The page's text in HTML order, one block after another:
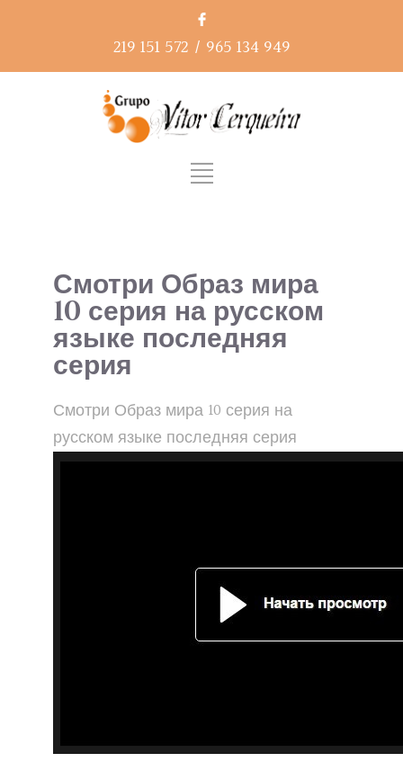
219 151 572 / 965 134 949
Смотри Образ мира
10 серия на русском
языке последняя
серия
Смотри Образ мира 10 серия на
русском языке последняя серия